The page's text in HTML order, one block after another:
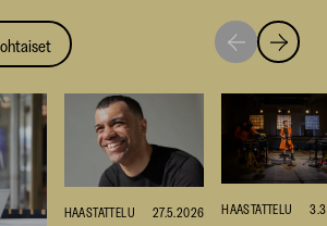
Siirry
seuraavaan
Siirry
HAASTATTELU 27.5.2026 HAASTATTELU